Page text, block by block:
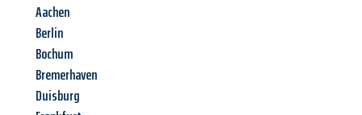
Aachen
Berlin
Bochum
Bremerhaven
Duisburg